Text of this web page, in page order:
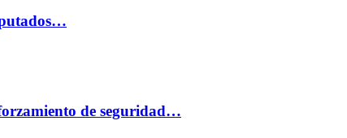
de seguridad…